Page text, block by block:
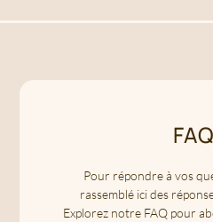
Pour répondre à vos
rassemblé ici des
Explorez notre FAQ pour